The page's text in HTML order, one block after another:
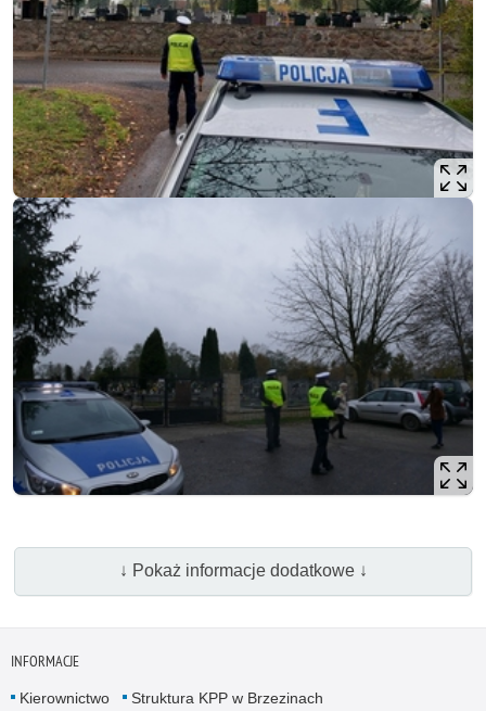
↓ Pokaż informacje dodatkowe ↓
INFORMACJE
Kierownictwo
Struktura KPP w Brzezinach